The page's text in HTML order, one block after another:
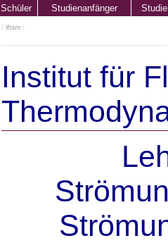
Schüler Studienanfänger
/ iftsm /
Institut für